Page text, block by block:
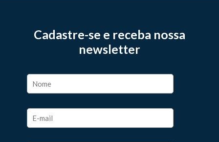
Cadastre-se e receba nossa
newsletter